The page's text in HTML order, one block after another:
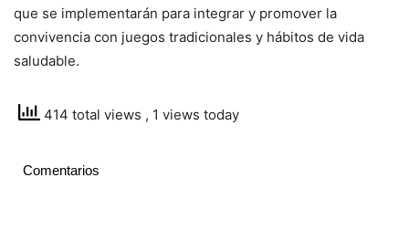
que se implementarán para integrar y promover la
convivencia con juegos tradicionales y hábitos de vida
saludable.
414 total views , 1 views today
Comentarios